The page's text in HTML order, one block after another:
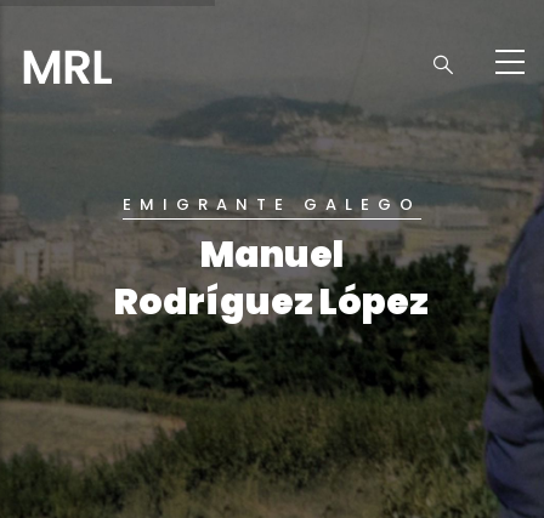
Manuel
Rodríguez López
EMIGRANTE GALEGO